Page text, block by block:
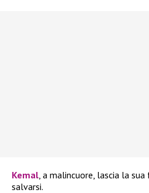
Kemal , a malincuore, lascia la
salvarsi.